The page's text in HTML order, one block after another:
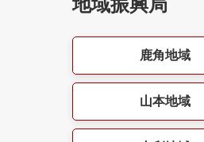
地域振興局
鹿角地域
山本地域